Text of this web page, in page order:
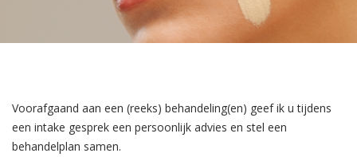
Voorafgaand aan een (reeks) behandeling(en) geef ik u tijdens
een intake gesprek een persoonlijk advies en stel een
behandelplan samen.